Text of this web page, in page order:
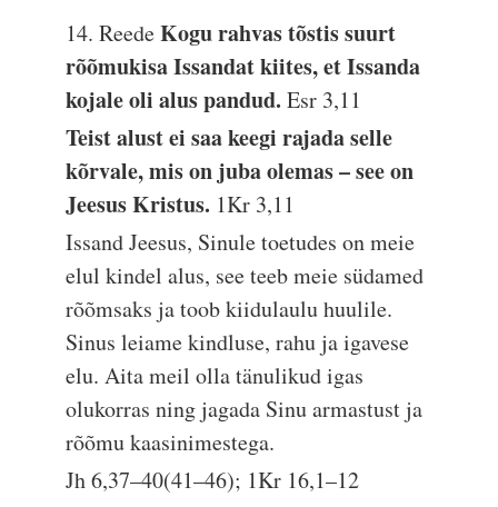
14. ReedeKogu rahvas tõstis suurt
rõõmukisa Issandat kiites, et Issanda
kojale oli alus pandud.Esr 3,11
Teist alust ei saa keegi rajada selle
kõrvale, mis on juba olemas – see on
Jeesus Kristus. 1Kr 3,11
Issand Jeesus, Sinule toetudes on meie
elul kindel alus, see teeb meie südamed
rõõmsaks ja toob kiidulaulu huulile.
Sinus leiame kindluse, rahu ja igavese
elu. Aita meil olla tänulikud igas
olukorras ning jagada Sinu armastust ja
rõõmu kaasinimestega.
Jh 6,37–40(41–46); 1Kr 16,1–12